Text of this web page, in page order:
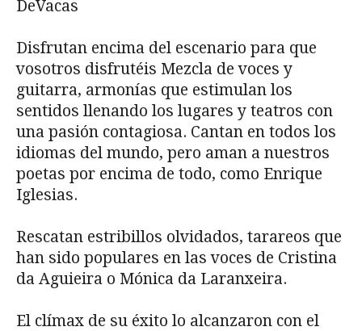
DeVacas
Disfrutan encima del escenario para que
vosotros disfrutéis Mezcla de voces y
guitarra, armonías que estimulan los
sentidos llenando los lugares y teatros con
una pasión contagiosa. Cantan en todos los
idiomas del mundo, pero aman a nuestros
poetas por encima de todo, como Enrique
Iglesias.
Rescatan estribillos olvidados, tarareos que
han sido populares en las voces de Cristina
da Aguieira o Mónica da Laranxeira.
El clímax de su éxito lo alcanzaron con el